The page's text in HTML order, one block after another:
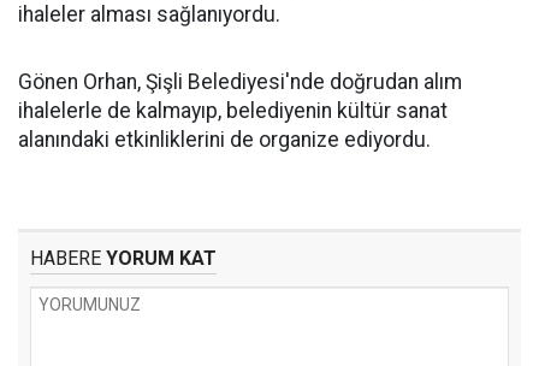
ihaleler alması sağlanıyordu.
Gönen Orhan, Şişli Belediyesi'nde doğrudan alım
ihalelerle de kalmayıp, belediyenin kültür sanat
alanındaki etkinliklerini de organize ediyordu.
HABERE YORUM KAT